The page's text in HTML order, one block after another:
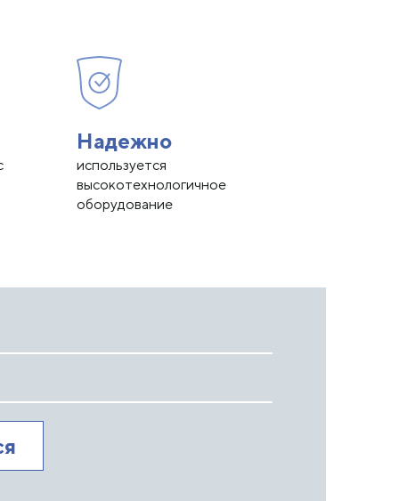
Надежно
используется
высокотехнологичное
оборудование